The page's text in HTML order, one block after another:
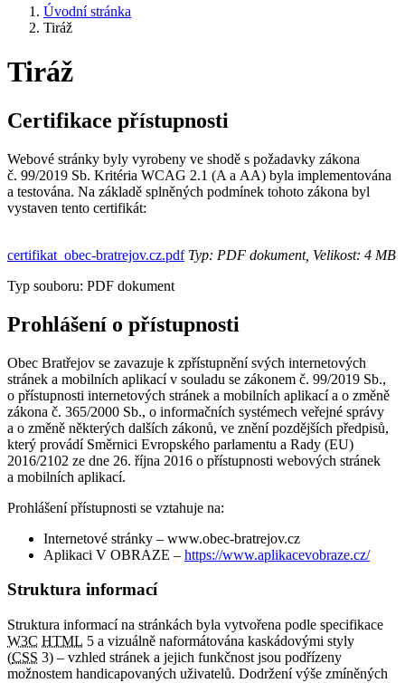
Úvodní stránka
Tiráž
Tiráž
Certifikace přístupnosti
Webové stránky byly vyrobeny ve shodě s požadavky zákona
č. 99/2019 Sb. Kritéria WCAG 2.1 (A a AA) byla implementována
a testována. Na základě splněných podmínek tohoto zákona byl
vystaven tento certifikát:
certifikat_obec-bratrejov.cz.pdfTyp: PDF dokument, Velikost: 4 MB
Typ souboru: PDF dokument
Prohlášení o přístupnosti
Obec Bratřejov se zavazuje k zpřístupnění svých internetových
stránek a mobilních aplikací v souladu se zákonem č. 99/2019 Sb.,
o přístupnosti internetových stránek a mobilních aplikací a o změně
zákona č. 365/2000 Sb., o informačních systémech veřejné správy
a o změně některých dalších zákonů, ve znění pozdějších předpisů,
který provádí Směrnici Evropského parlamentu a Rady (EU)
2016/2102 ze dne 26. října 2016 o přístupnosti webových stránek
a mobilních aplikací.
Prohlášení přístupnosti se vztahuje na:
Internetové stránky – www.obec-bratrejov.cz
Aplikaci V OBRAZE – https://www.aplikacevobraze.cz/
Struktura informací
Struktura informací na stránkách byla vytvořena podle specifikace
W3C HTML 5 a vizuálně naformátována kaskádovými styly
(CSS 3) – vzhled stránek a jejich funkčnost jsou podřízeny
možnostem handicapovaných uživatelů. Dodržení výše zmíněných